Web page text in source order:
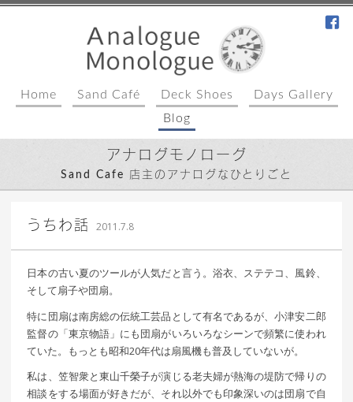
Home Sand Café Deck Shoes
Days Gallery
Blog
アナログモノローグ
Sand Cafe 店主のアナログなひとりごと
うちわ話 2011.7.8｜ 更新日：
込山 敏郎
日本の古い夏のツールが人気だと言う。浴衣、ステテコ、風鈴、
そして扇子や団扇。
特に団扇は南房総の伝統工芸品として有名であるが、小津安二郎
監督の「東京物語」にも団扇がいろいろなシーンで頻繁に使われ
ていた。もっとも昭和20年代は扇風機も普及していないが。
私は、笠智衆と東山千榮子が演じる老夫婦が熱海の堤防で帰りの
相談をする場面が好きだが、それ以外でも印象深いのは団扇で自